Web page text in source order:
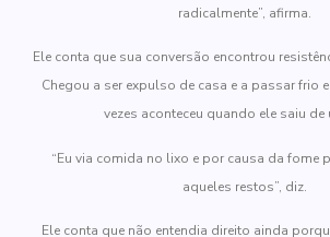
radicalmente”, afirma.
Ele conta que sua conversão encontrou
Chegou a ser expulso de casa e a passar frio
vezes aconteceu quando ele saiu de
“Eu via comida no lixo e por causa da fome
aqueles restos”, diz.
Ele conta que não entendia direito ainda